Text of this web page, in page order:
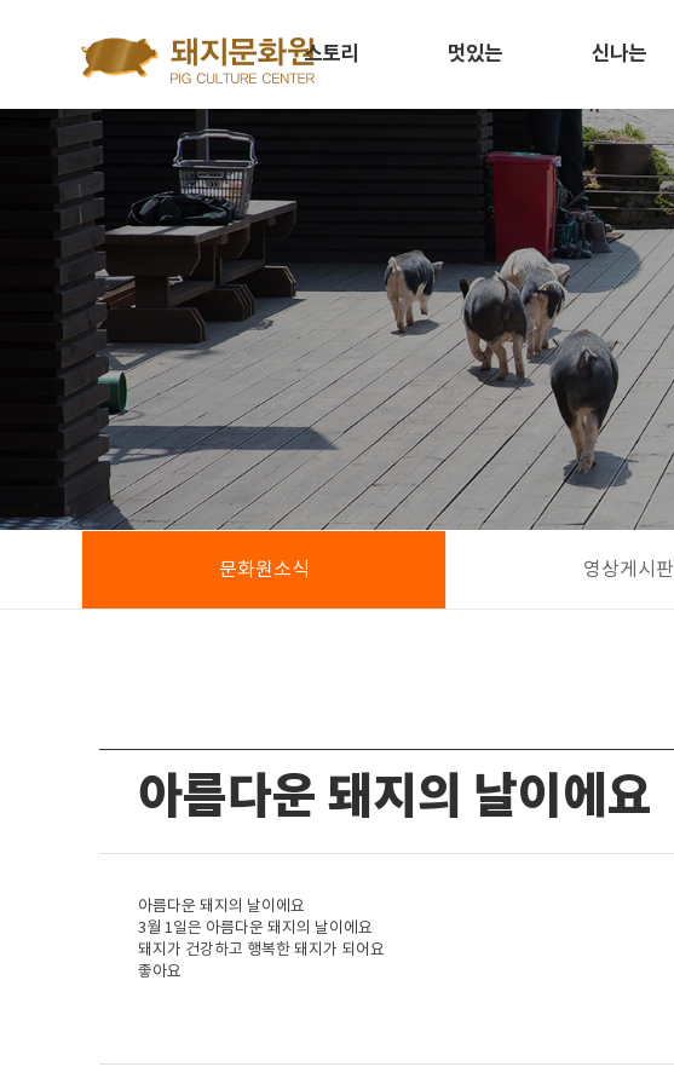
스토리 멋있는 신나는
문화원소식 영상게시판
아름다운 돼지의 날이에요
아름다운 돼지의 날이에요
3월 1일은 아름다운 돼지의 날이에요
돼지가 건강하고 행복한 돼지가 되어요
좋아요